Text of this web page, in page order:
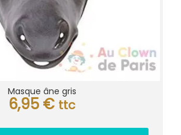
Masque âne gris
6,95 € ttc